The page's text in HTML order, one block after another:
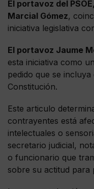
El portavoz del
Marcial Gómez,
iniciativa legislativa
El portavoz Jaume
esta iniciativa como
pedido que se
Constitución.
Este articulo
contrayentes está
intelectuales o
secretario judicial,
o funcionario que
sobre su actitud para